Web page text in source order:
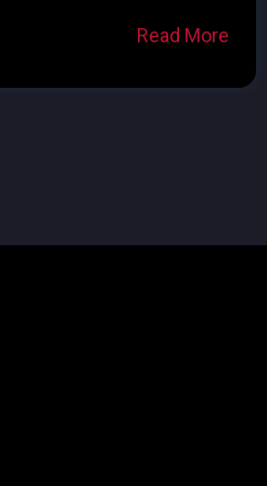
Read More